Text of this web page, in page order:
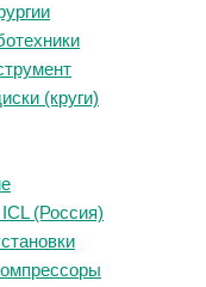
(круги)
(Россия)